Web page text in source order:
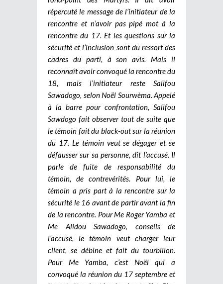
répercuté le message de l’initiateur de la
rencontre et n’avoir pas pipé mot à la
rencontre du 17. Et les questions sur la
sécurité et l’inclusion sont du ressort des
cadres du parti, à son avis. Mais il
reconnaît avoir convoqué la rencontre du
18, mais l’initiateur reste Salifou
Sawadogo, selon Noël Sourwèma. Appelé
à la barre pour confrontation, Salifou
Sawdogo fait observer tout de suite que
le témoin fait du black-out sur la réunion
du 17. Le témoin veut se dégager et se
défausser sur sa personne, dit l’accusé. Il
parle de fuite de responsabilité du
témoin, de contrevérités. Pour lui, le
témoin a pris part à la rencontre sur la
sécurité le 16 avant de partir avant la fin
de la rencontre. Pour Me Roger Yamba et
Me Alidou Sawadogo, conseils de
l’accusé, le témoin veut charger leur
client, se débine et fait du tourbillon.
Pour Me Yamba, c’est Noël qui a
convoqué la réunion du 17 septembre et